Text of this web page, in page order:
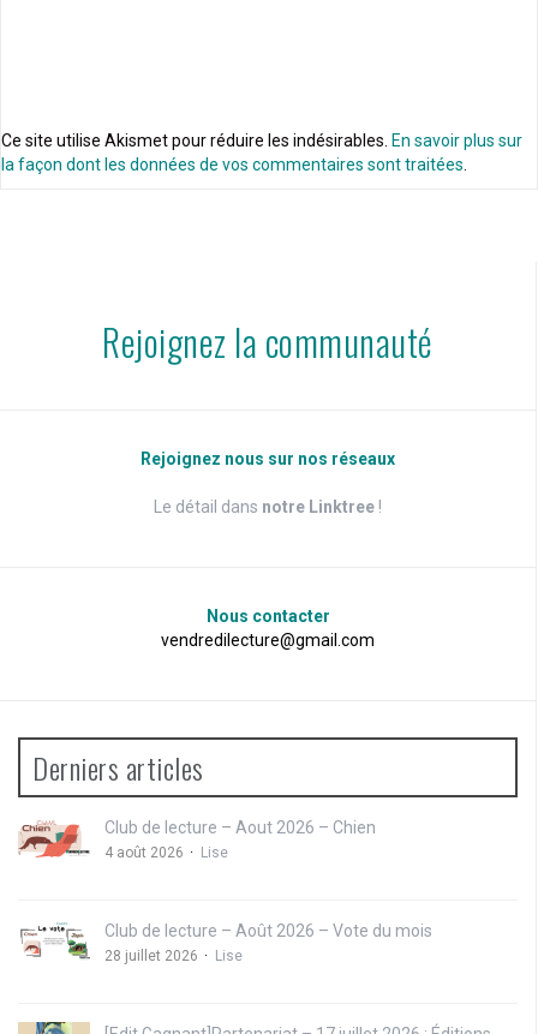
Ce site utilise Akismet pour réduire les indésirables. En savoir plus sur
la façon dont les données de vos commentaires sont traitées
Rejoignez la communauté
Rejoignez nous sur nos réseaux
Le détail dans notre Linktree !
Nous contacter
vendredilecture@gmail.com
Derniers articles
Club de lecture – Aout 2026 – Chien
4 août 2026 Lise
Club de lecture – Août 2026 – Vote du mois
28 juillet 2026 Lise